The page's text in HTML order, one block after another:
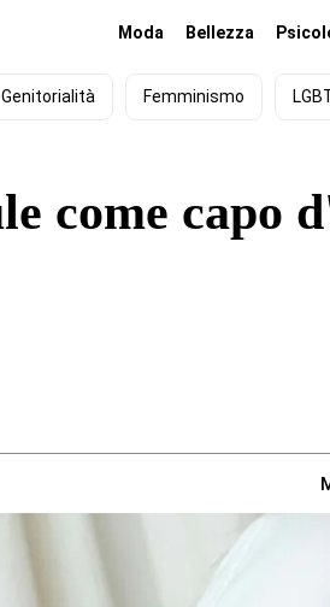
Moda Bellezza
Genitorialità Femminismo
come capo